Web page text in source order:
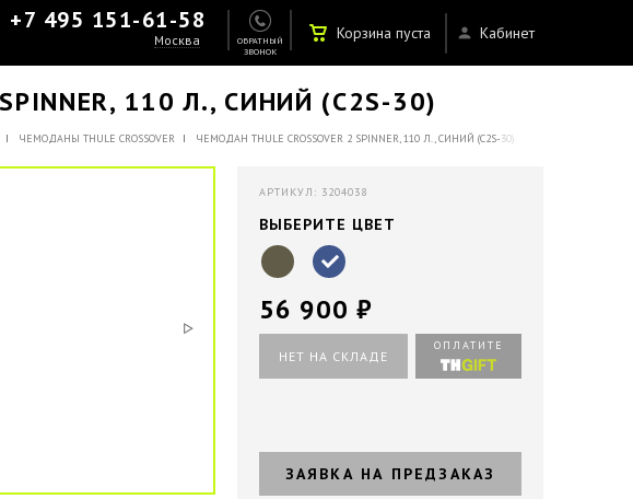
+7 495 151-61-58
Москва
ОБРАТНЫЙ
ЗВОНОК
Кабинет
Корзина пуста
110 Л., СИНИЙ (C2S-30)
ЧЕМОДАНЫ THULE CROSSOVER ЧЕМОДАН THULE CROSSOVER 2 SPINNER, 110 Л., СИНИЙ (C2S-30)
АРТИКУЛ: 3204038
ВЫБЕРИТЕ ЦВЕТ
56 900 ₽
НЕТ НА СКЛАДЕ
ОПЛАТИТЕ